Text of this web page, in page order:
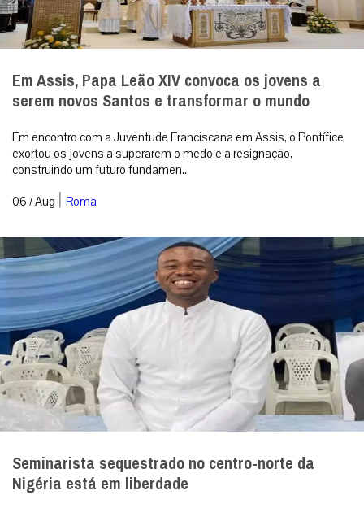
Em Assis, Papa Leão XIV convoca os jovens a
serem novos Santos e transformar o mundo
Em encontro com a Juventude Franciscana em Assis, o Pontífice
exortou os jovens a superarem o medo e a resignação,
construindo um futuro fundamen...
06 / Aug | Roma
Seminarista sequestrado no centro-norte da
Nigéria está em liberdade